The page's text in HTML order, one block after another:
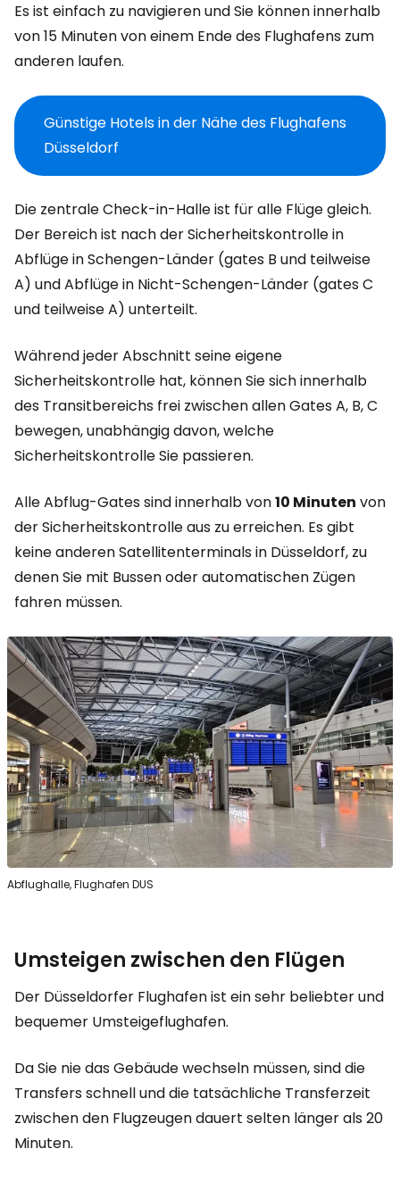
Es ist einfach zu navigieren und Sie können innerhalb
von 15 Minuten von einem Ende des Flughafens zum
anderen laufen.
Günstige Hotels in der Nähe des Flughafens
Düsseldorf
Die zentrale Check-in-Halle ist für alle Flüge gleich.
Der Bereich ist nach der Sicherheitskontrolle in
Abflüge in Schengen-Länder (gates B und teilweise
A) und Abflüge in Nicht-Schengen-Länder (gatesC
und teilweise A) unterteilt.
Während jeder Abschnitt seine eigene
Sicherheitskontrolle hat, können Sie sich innerhalb
des Transitbereichs frei zwischen allen Gates A, B, C
bewegen, unabhängig davon, welche
Sicherheitskontrolle Sie passieren.
Alle Abflug-Gates sind innerhalb von10 Minuten von
der Sicherheitskontrolle aus zu erreichen. Es gibt
keine anderen Satellitenterminals in Düsseldorf, zu
denen Sie mit Bussen oder automatischen Zügen
fahren müssen.
Abflughalle, Flughafen DUS
Umsteigen zwischen den Flügen
Der Düsseldorfer Flughafen ist ein sehr beliebter und
bequemer Umsteigeflughafen.
Da Sie nie das Gebäude wechseln müssen, sind die
Transfers schnell und die tatsächliche Transferzeit
zwischen den Flugzeugen dauert selten länger als 20
Minuten.